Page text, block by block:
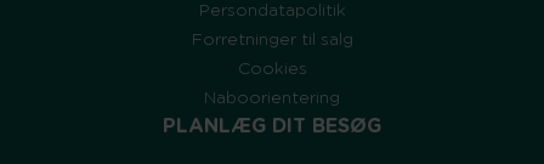
Persondatapolitik
Forretninger til salg
Cookies
Naboorientering
PLANLÆG DIT BESØG